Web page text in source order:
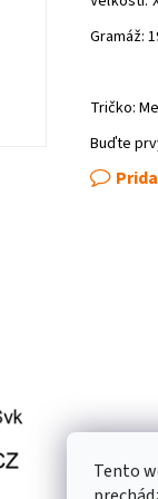
Gramáž:
Tričko:
Buďte
Tento